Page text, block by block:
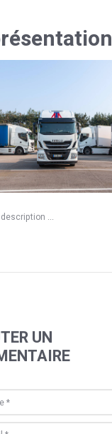
...
UN